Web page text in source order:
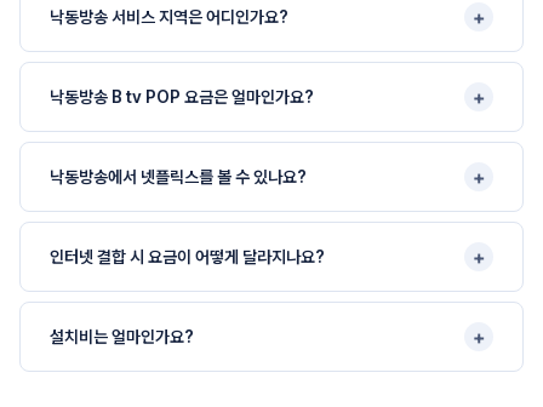
낙동방송 서비스 지역은 어디인가요? +
낙동방송 B tv POP 요금은 얼마인가요? +
낙동방송에서 넷플릭스를 볼 수 있나요? +
인터넷 결합 시 요금이 어떻게 달라지나요? +
설치비는 얼마인가요? +